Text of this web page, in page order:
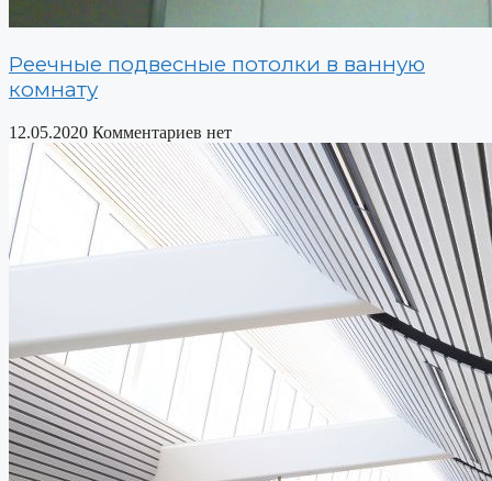
Реечные подвесные потолки в ванную
комнату
12.05.2020 Комментариев нет